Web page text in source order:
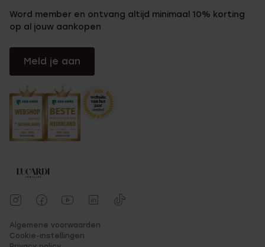
Word member en ontvang altijd minimaal 10% korting
op al jouw aankopen
Meld je aan
Algemene voorwaarden
Cookie-instellingen